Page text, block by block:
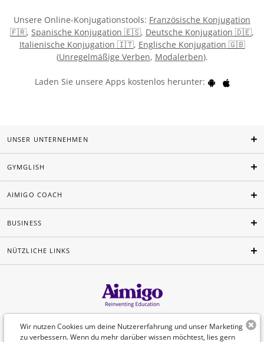
Unsere Online-Konjugationstools: Französische Konjugation
🇫🇷, Spanische Konjugation 🇪🇸, Deutsche Konjugation 🇩🇪,
Italienische Konjugation 🇮🇹, Englische Konjugation 🇬🇧
(Unregelmäßige Verben, Modalerben).
Laden Sie unsere Apps kostenlos herunter:
Wir nutzen Cookies um deine Nutzererfahrung und unser Marketing
zu verbessern. Wenn du mehr darüber wissen möchtest, lies gern
UNSER UNTERNEHMEN
GYMGLISH
AIMIGO COACH
BUSINESS
NÜTZLICHE LINKS
Deutsch